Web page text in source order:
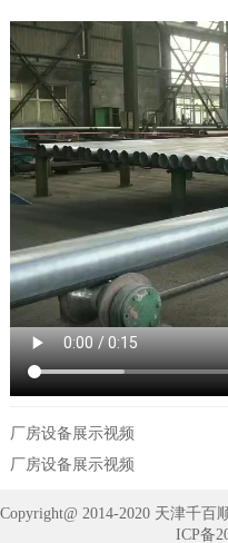
厂房设备展示视频
厂房设备展示视频
Copyright@ 2014-2020 天津千百
ICP备